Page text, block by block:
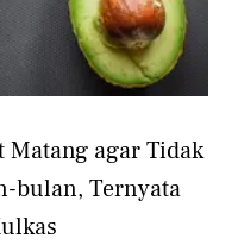
agar Tidak
bulan, Ternyata